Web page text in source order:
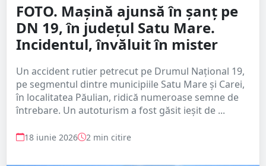
FOTO. Mașină ajunsă în șanț pe
DN 19, în județul Satu Mare.
Incidentul, învăluit în mister
Un accident rutier petrecut pe Drumul Național 19,
pe segmentul dintre municipiile Satu Mare și Carei,
în localitatea Păulian, ridică numeroase semne de
întrebare. Un autoturism a fost găsit ieșit de ...
18 iunie 2026 2 min citire